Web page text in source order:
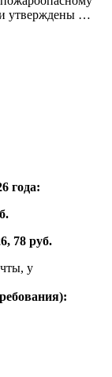
и утверждены …
года:
78 руб.
у